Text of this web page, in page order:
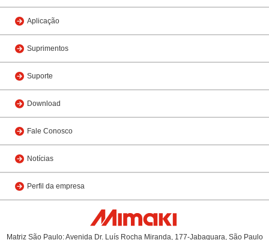
Aplicação
Suprimentos
Suporte
Download
Fale Conosco
Notícias
Perfil da empresa
Matriz São Paulo: Avenida Dr. Luís Rocha Miranda, 177-Jabaquara, São Paulo